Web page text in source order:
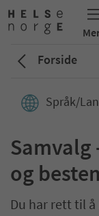
Forside
Språk/
Samvalg
og
Du har rett til